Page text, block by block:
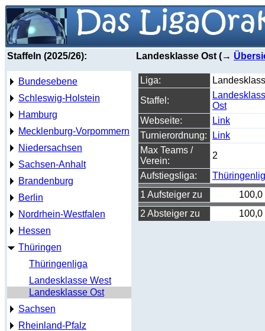
Staffeln (2025/26):
Bundesebene
Schleswig-Holstein
Hamburg
Mecklenburg-Vorpommern
Niedersachsen
Sachsen-Anhalt
Brandenburg
Berlin
Nordrhein-Westfalen
Hessen
Thüringen
Thüringenliga
Landesklasse West
Landesklasse Ost
Sachsen
Rheinland-Pfalz
Landesklasse Ost (→
Liga:
Staffel:
Ost
Webseite:
Link
Turnierordnung:
Link
Max Teams /
Verein:
2
Aufstiegsliga:
1 Aufsteiger zu
100,0
2 Absteiger zu
100,0